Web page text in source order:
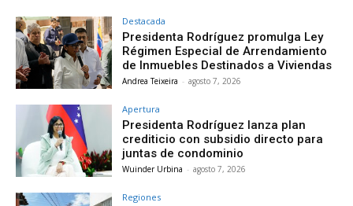
Destacada
Presidenta Rodríguez promulga Ley
Régimen Especial de Arrendamiento
de Inmuebles Destinados a Viviendas
Andrea Teixeira - agosto 7, 2026
Apertura
Presidenta Rodríguez lanza plan
crediticio con subsidio directo para
juntas de condominio
Wuinder Urbina - agosto 7, 2026
Regiones